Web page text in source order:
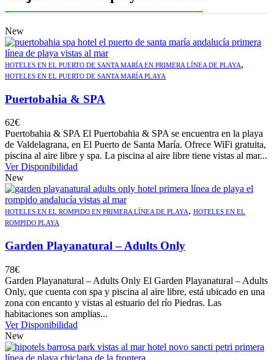
New
HOTELES EN EL PUERTO DE SANTA MARÍA EN PRIMERA LÍNEA DE PLAYA,
HOTELES EN EL PUERTO DE SANTA MARÍA PLAYA
Puertobahia & SPA
62€
Puertobahia & SPA El Puertobahia & SPA se encuentra en la playa
de Valdelagrana, en El Puerto de Santa María. Ofrece WiFi gratuita,
piscina al aire libre y spa. La piscina al aire libre tiene vistas al mar...
Ver Disponibilidad
New
HOTELES EN EL ROMPIDO EN PRIMERA LÍNEA DE PLAYA, HOTELES EN EL
ROMPIDO PLAYA
Garden Playanatural – Adults Only
78€
Garden Playanatural – Adults Only El Garden Playanatural – Adults
Only, que cuenta con spa y piscina al aire libre, está ubicado en una
zona con encanto y vistas al estuario del río Piedras. Las
habitaciones son amplias...
Ver Disponibilidad
New